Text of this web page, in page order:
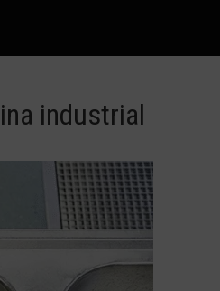
industrial